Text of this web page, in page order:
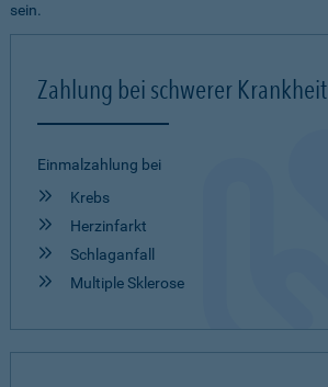
sein.
Zahlung bei schwerer Krankheit
Einmalzahlung bei
Krebs
Herzinfarkt
Schlaganfall
Multiple Sklerose